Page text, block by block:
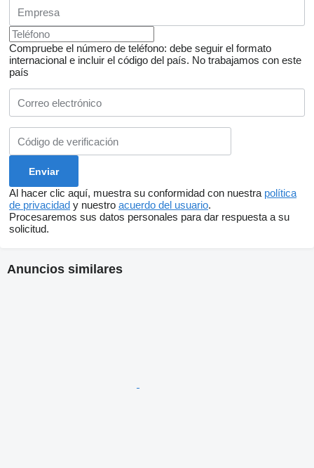
Compruebe el número de teléfono: debe seguir el formato
internacional e incluir el código del país. No trabajamos con este
país
Al hacer clic aquí, muestra su conformidad con nuestra política
de privacidad y nuestro acuerdo del usuario.
Procesaremos sus datos personales para dar respuesta a su
solicitud.
Anuncios similares